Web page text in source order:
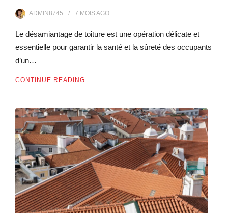
ADMIN8745 7 MOISAGO
Le désamiantage de toiture est une opération délicate et
essentielle pour garantir la santé et la sûreté des occupants
d’un…
CONTINUE READING